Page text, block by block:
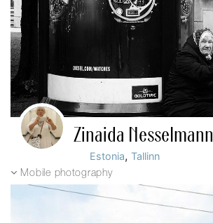
Zinaida Nesselmann
Estonia,Tallinn
Mobile photography